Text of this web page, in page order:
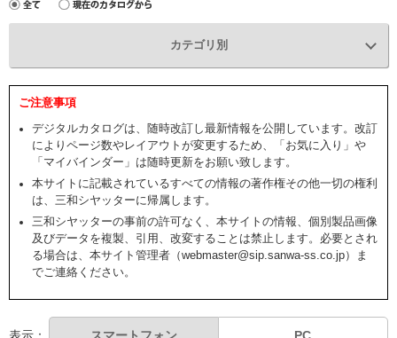
カテゴリ別
ご注意事項
デジタルカタログは、随時改訂し最新情報を公開しています。改訂
によりページ数やレイアウトが変更するため、「お気に入り」や
「マイバインダー」は随時更新をお願い致します。
本サイトに記載されているすべての情報の著作権その他一切の権利
は、三和シヤッターに帰属します。
三和シヤッターの事前の許可なく、本サイトの情報、個別製品画像
及びデータを複製、引用、改変することは禁止します。必要とされ
る場合は、本サイト管理者（webmaster@sip.sanwa-ss.co.jp）ま
でご連絡ください。
表示： スマートフォン PC